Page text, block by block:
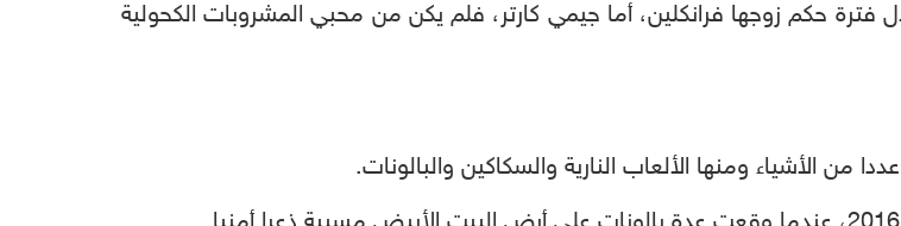
فترة حكم زوجها فرانكلين، أما جيمي كارتر، فلم يكن من محبي المشروبات الكحولية